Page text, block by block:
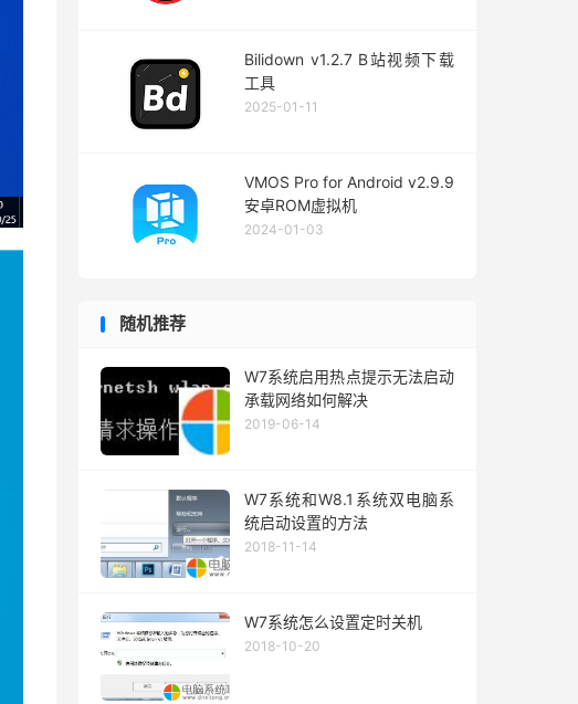
Bilidown v1.2.7 B站视频下载
工具
2025-01-11
VMOS Pro for Android v2.9.9
安卓ROM虚拟机
2024-01-03
随机推荐
W7系统启用热点提示无法启动
承载网络如何解决
2019-06-14
W7系统和W8.1系统双电脑系
统启动设置的方法
2018-11-14
W7系统怎么设置定时关机
2018-10-20